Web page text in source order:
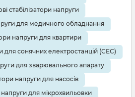
стабілізатори напруги
для медичного обладнання
напруги для квартири
для сонячних електростанцій (СЕС)
для зварювального апарату
напруги для насосів
напруги для мікрохвильовки